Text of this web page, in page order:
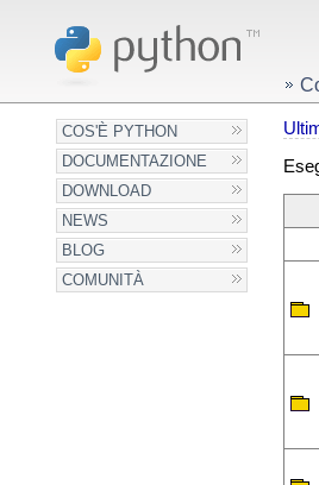
COS'È PYTHON
DOCUMENTAZIONE
DOWNLOAD
NEWS
BLOG
COMUNITÀ